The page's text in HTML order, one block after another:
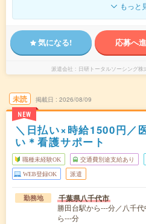
もっと
気になる! 応募へ
派遣会社 日研トータルソーシング
未読
NEW
掲載日 2026/08/09
＼日払い×時給1500円／
い＊看護サポート
職種未経験OK 交通費別途支給あり
WEB登録OK 派遣
勤務地 千葉県八千代市
勝田台駅から---分／八千
ら---分